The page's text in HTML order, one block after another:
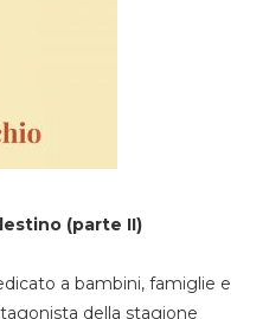
(parte II)
a bambini, famiglie e
della stagione